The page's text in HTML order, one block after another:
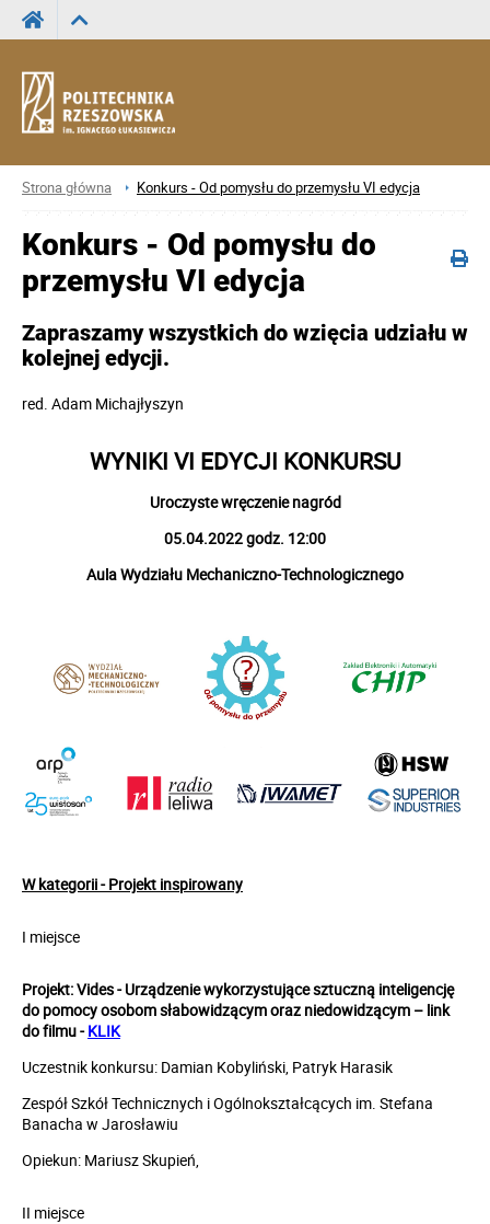
Strona główna Konkurs - Od pomysłu do przemysłu VI edycja
Konkurs - Od pomysłu do
przemysłu VI edycja
Zapraszamy wszystkich do wzięcia udziału w
kolejnej edycji.
red. Adam Michajłyszyn
WYNIKI VI EDYCJI KONKURSU
Uroczyste wręczenie nagród
05.04.2022 godz. 12:00
Aula Wydziału Mechaniczno-Technologicznego
W kategorii - Projekt inspirowany
I miejsce
Projekt:Vides - Urządzenie wykorzystujące sztuczną inteligencję
do pomocy osobom słabowidzącym oraz niedowidzącym – link
do filmu - KLIK
Uczestnik konkursu: Damian Kobyliński, Patryk Harasik
Zespół Szkół Technicznych i Ogólnokształcących im. Stefana
Banacha w Jarosławiu
Opiekun: Mariusz Skupień,
II miejsce